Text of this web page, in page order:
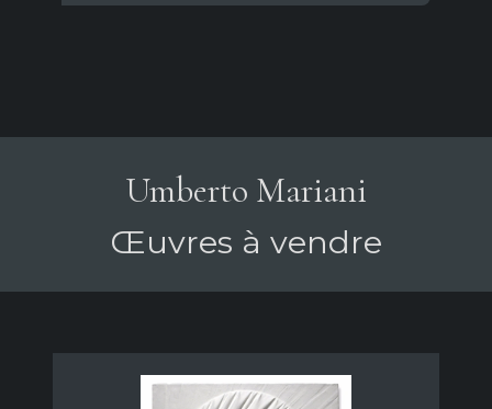
Umberto Mariani
Œuvres à vendre